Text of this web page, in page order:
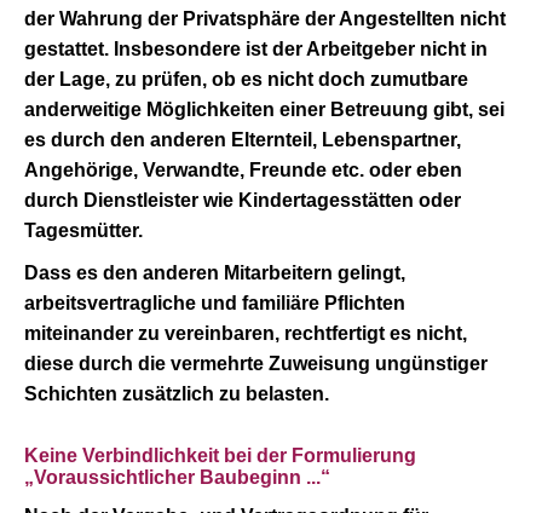
der Wahrung der Privatsphäre der Angestellten nicht
gestattet. Insbesondere ist der Arbeitgeber nicht in
der Lage, zu prüfen, ob es nicht doch zumutbare
anderweitige Möglichkeiten einer Betreuung gibt, sei
es durch den anderen Elternteil, Lebenspartner,
Angehörige, Verwandte, Freunde etc. oder eben
durch Dienstleister wie Kindertagesstätten oder
Tagesmütter.
Dass es den anderen Mitarbeitern gelingt,
arbeitsvertragliche und familiäre Pflichten
miteinander zu vereinbaren, rechtfertigt es nicht,
diese durch die vermehrte Zuweisung ungünstiger
Schichten zusätzlich zu belasten.
Keine Verbindlichkeit bei der Formulierung
„Voraussichtlicher Baubeginn ...“